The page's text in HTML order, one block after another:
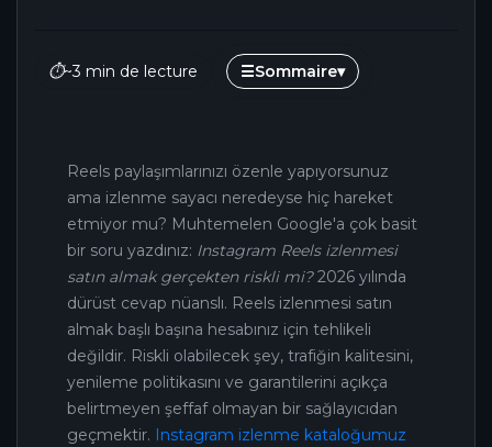
⏱~3 min de lecture ☰Sommaire▾
Reels paylaşımlarınızı özenle yapıyorsunuz
ama izlenme sayacı neredeyse hiç hareket
etmiyor mu? Muhtemelen Google'a çok basit
bir soru yazdınız: Instagram Reels izlenmesi
satın almak gerçekten riskli mi?2026 yılında
dürüst cevap nüanslı. Reels izlenmesi satın
almak başlı başına hesabınız için tehlikeli
değildir. Riskli olabilecek şey, trafiğin kalitesini,
yenileme politikasını ve garantilerini açıkça
belirtmeyen şeffaf olmayan bir sağlayıcıdan
geçmektir. Instagram izlenme kataloğumuz